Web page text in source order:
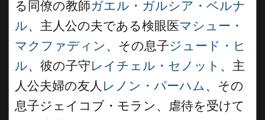
る同僚の教師ガエル・ガルシア・ベルナ
ル、主人公の夫である検眼医マシュー・
マクファディン 、その息子ジュード・ヒ
ル、彼の子守レイチェル・セノット 、主
人公夫婦の友人 レノン・パーハム、その
息子ジェイコブ・モラン、虐待を受けて